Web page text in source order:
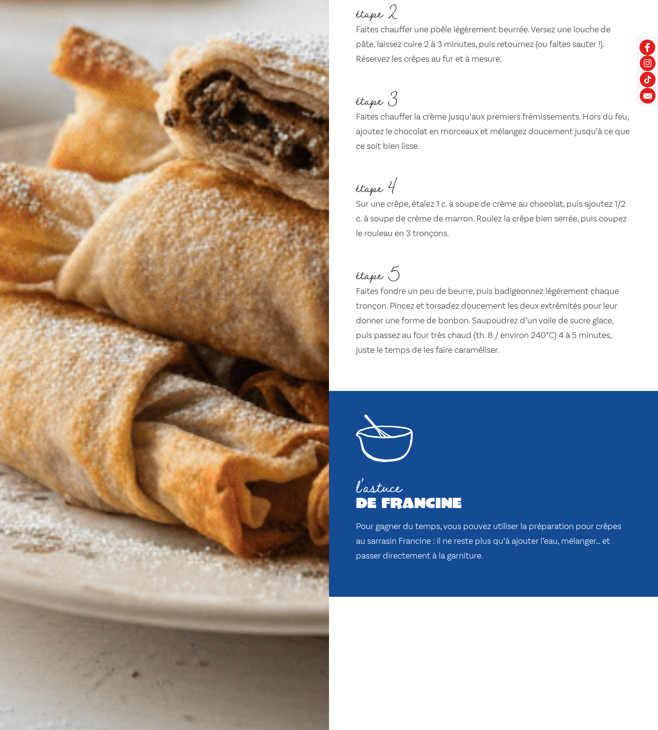
étape 2
Faites chauffer une poêle légèrement beurrée. Versez une louche de
pâte, laissez cuire 2 à 3 minutes, puis retournez (ou faites sauter !).
Réservez les crêpes au fur et à mesure.
étape 3
Faites chauffer la crème jusqu’aux premiers frémissements. Hors du feu,
ajoutez le chocolat en morceaux et mélangez doucement jusqu’à ce que
ce soit bien lisse.
étape 4
Sur une crêpe, étalez 1 c. à soupe de crème au chocolat, puis ajoutez 1/2
c. à soupe de crème de marron. Roulez la crêpe bien serrée, puis coupez
le rouleau en 3 tronçons.
étape 5
Faites fondre un peu de beurre, puis badigeonnez légèrement chaque
tronçon. Pincez et torsadez doucement les deux extrémités pour leur
donner une forme de bonbon. Saupoudrez d’un voile de sucre glace,
puis passez au four très chaud (th. 8 / environ 240°C) 4 à 5 minutes,
juste le temps de les faire caraméliser.
l'astuce
de francine
Pour gagner du temps, vous pouvez utiliser la préparation pour crêpes
au sarrasin Francine : il ne reste plus qu’à ajouter l’eau, mélanger… et
passer directement à la garniture.